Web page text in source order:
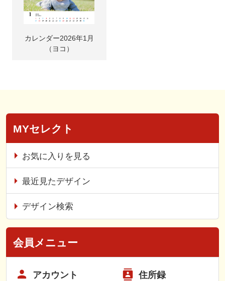
カレンダー2026年1月
（ヨコ）
MYセレクト
お気に入りを見る
最近見たデザイン
デザイン検索
会員メニュー
アカウント 住所録